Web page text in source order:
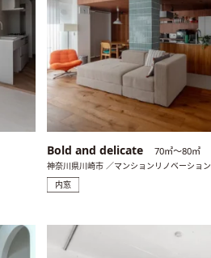
Bold and delicate 70㎡〜80㎡
神奈川県川崎市 ／マンションリノベーション
内窓